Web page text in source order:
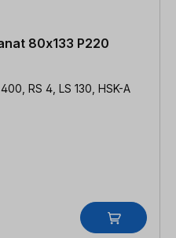
80x133 P220
RS 4, LS 130, HSK-A